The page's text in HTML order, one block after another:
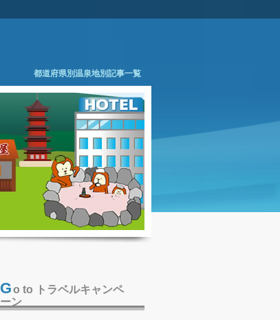
都道府県別温泉地別記事一覧
Go to トラベルキャンペ
ーン